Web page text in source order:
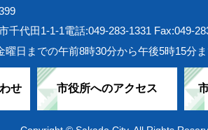
千代田1-1-1電話:049-283-1331 Fax:049-
曜日までの午前8時30分から午後5時15分
せ 市役所へのアクセス